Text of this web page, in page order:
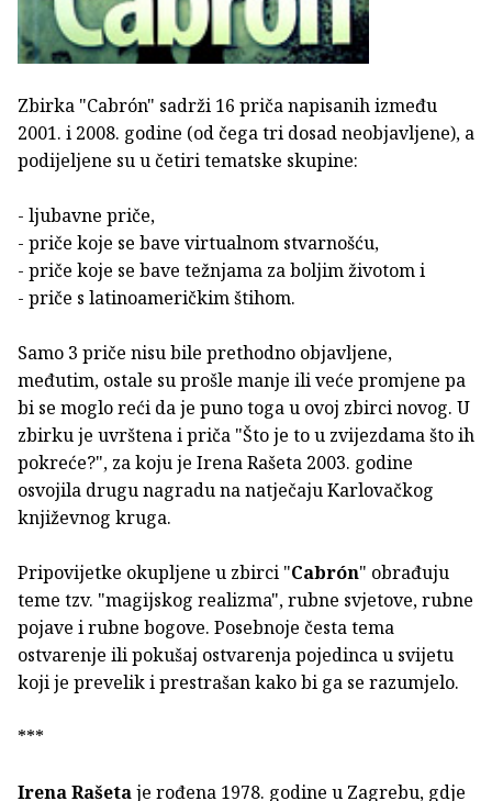
Zbirka "Cabrón" sadrži 16 priča napisanih između
2001. i 2008. godine (od čega tri dosad neobjavljene), a
podijeljene su u četiri tematske skupine:
- ljubavne priče,
- priče koje se bave virtualnom stvarnošću,
- priče koje se bave težnjama za boljim životom i
- priče s latinoameričkim štihom.
Samo 3 priče nisu bile prethodno objavljene,
međutim, ostale su prošle manje ili veće promjene pa
bi se moglo reći da je puno toga u ovoj zbirci novog. U
zbirku je uvrštena i priča "Što je to u zvijezdama što ih
pokreće?", za koju je Irena Rašeta 2003. godine
osvojila drugu nagradu na natječaju Karlovačkog
književnog kruga.
Pripovijetke okupljene u zbirci "Cabrón" obrađuju
teme tzv. "magijskog realizma", rubne svjetove, rubne
pojave i rubne bogove. Posebnoje česta tema
ostvarenje ili pokušaj ostvarenja pojedinca u svijetu
koji je prevelik i prestrašan kako bi ga se razumjelo.
***
Irena Rašetaje rođena 1978. godine u Zagrebu, gdje